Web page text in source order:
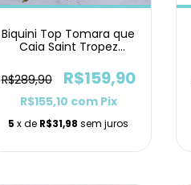
Biquini Top Tomara que
Caia Saint Tropez
R$289,90
R$159,90
R$155,10 com Pix
5 x de R$31,98 sem juros